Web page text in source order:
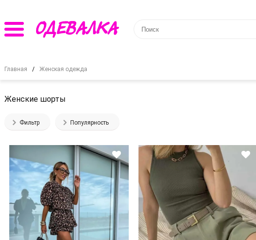
Главная Женская одежда
Женские шорты
Фильтр Популярность